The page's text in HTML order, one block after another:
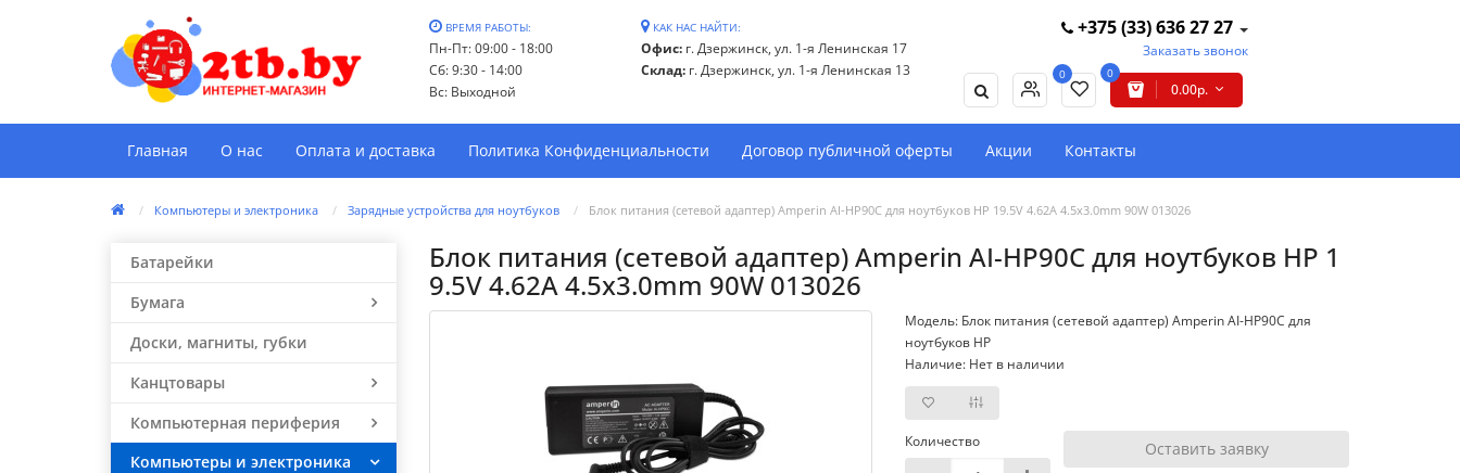
ВРЕМЯ РАБОТЫ:
Пн-Пт: 09:00 - 18:00
Сб: 9:30 - 14:00
Вс: Выходной
КАК НАС НАЙТИ:
Офис:г. Дзержинск, ул. 1-я Ленинская 17
Склад:г. Дзержинск, ул. 1-я Ленинская 13
+375 (33) 636 27 27
Заказать звонок
0 0
0.00р.
Главная О нас Оплата и доставка Политика Конфиденциальности Договор публичной оферты Акции Контакты
Компьютеры и электроника Зарядные устройства для ноутбуков Блок питания (сетевой адаптер) Amperin AI-HP90C для ноутбуков HP 19.5V 4.62A 4.5x3.0mm 90W 013026
Батарейки
Бумага
Доски, магниты, губки
Канцтовары
Компьютерная периферия
Компьютеры и электроника
Блок питания (сетевой адаптер) Amperin AI-HP90C для ноутбуков HP 1
9.5V 4.62A 4.5x3.0mm 90W 013026
Модель: Блок питания (сетевой адаптер) Amperin AI-HP90C для
ноутбуков HP
Наличие: Нет в наличии
Количество Оставить заявку